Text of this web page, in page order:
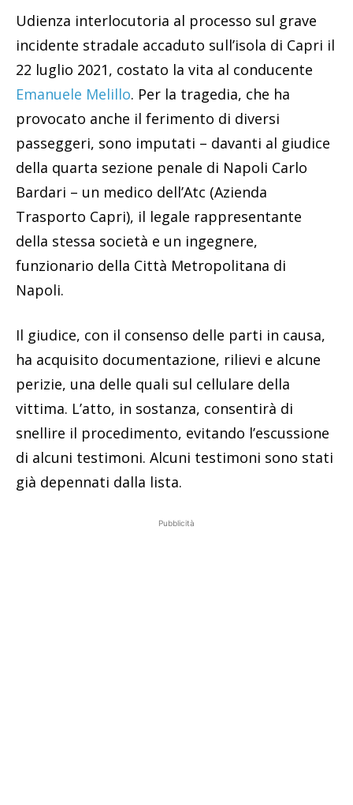
Udienza interlocutoria al processo sul grave
incidente stradale accaduto sull’isola di Capri il
22 luglio 2021, costato la vita al conducente
Emanuele Melillo. Per la tragedia, che ha
provocato anche il ferimento di diversi
passeggeri, sono imputati – davanti al giudice
della quarta sezione penale di Napoli Carlo
Bardari – un medico dell’Atc (Azienda
Trasporto Capri), il legale rappresentante
della stessa società e un ingegnere,
funzionario della Città Metropolitana di
Napoli.
Il giudice, con il consenso delle parti in causa,
ha acquisito documentazione, rilievi e alcune
perizie, una delle quali sul cellulare della
vittima. L’atto, in sostanza, consentirà di
snellire il procedimento, evitando l’escussione
di alcuni testimoni. Alcuni testimoni sono stati
già depennati dalla lista.
Pubblicità